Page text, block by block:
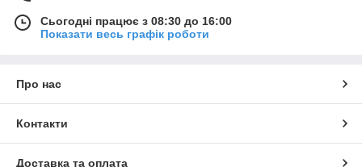
Сьогодні працює з 08:30 до 16:00
Показати весь графік роботи
Про нас
Контакти
Доставка та оплата